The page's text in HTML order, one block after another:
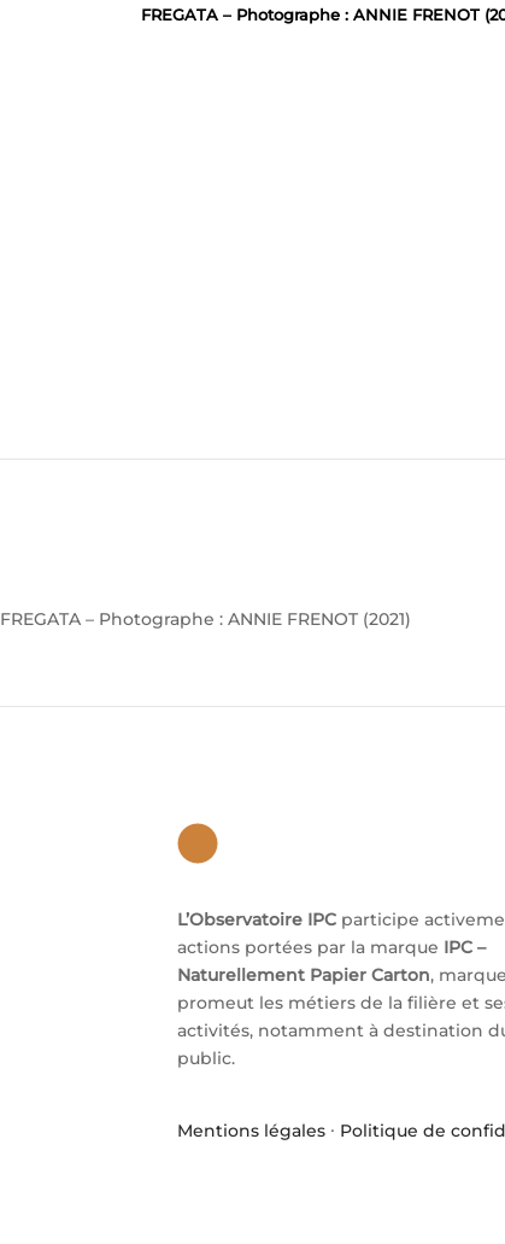
FREGATA – Photographe : ANNIE FRENOT
FREGATA – Photographe : ANNIE FRENOT (2021)
L’Observatoire IPC participe
actions portées par la marque IPC –
Naturellement Papier Carton,
promeut les métiers de la filière et
activités, notamment à destination
public.
Mentions légales · Politique de